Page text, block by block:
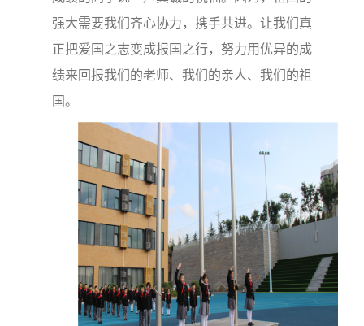
强大需要我们齐心协力，携手共进。让我们真
正把爱国之志变成报国之行，努力用优异的成
绩来回报我们的老师、我们的亲人、我们的祖
国。